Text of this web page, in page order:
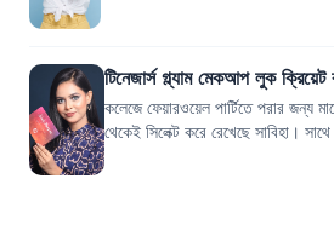
টিনেজার্স গ্ল্যাম মেকআপ লুক
কলেজে ফেয়ারওয়েল পার্টিতে পরার জন্য
থেকেই সিলেক্ট করে রেখেছে সাবিহা।